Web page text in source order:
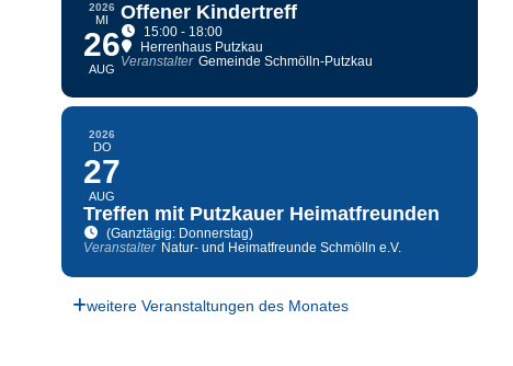
2026
MI
26
AUG
Offener Kindertreff
15:00 - 18:00
Herrenhaus Putzkau
Veranstalter Gemeinde Schmölln-Putzkau
2026
DO
27
AUG
Treffen mit Putzkauer Heimatfreunden
(Ganztägig: Donnerstag)
Veranstalter Natur- und Heimatfreunde Schmölln e.V.
weitere Veranstaltungen des Monates